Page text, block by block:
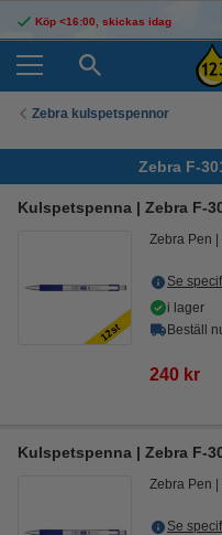
Köp <16:00, skickas idag
Zebra kulspetspennor
Zebra F-
Kulspetspenna | Zebra F-
Zebra Pen
Se
i lager
Beställ
240 kr
Kulspetspenna | Zebra F-
Zebra Pen
Se